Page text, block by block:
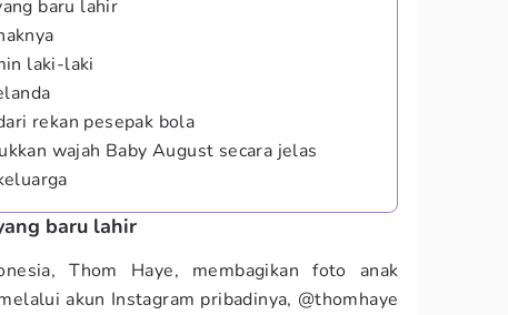
baru lahir
laki-laki
rekan pesepak bola
wajah Baby August secara jelas
baru lahir
Thom Haye, membagikan foto anak
akun Instagram pribadinya, @thomhaye